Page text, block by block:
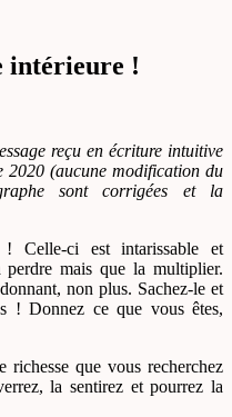
intérieure !
reçu en écriture intuitive
(aucune modification du
sont corrigées et la
! Celle-ci est intarissable et
mais que la multiplier.
non plus. Sachez-le et
! Donnez ce que vous êtes,
que vous recherchez
la sentirez et pourrez la